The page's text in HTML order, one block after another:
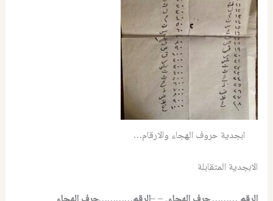
ابجدية حروف الهجاء والارقام…
الابجدية المتقابلة